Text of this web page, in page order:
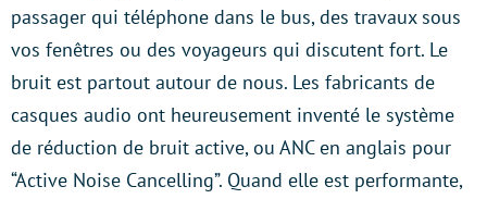
passager qui téléphone dans le bus, des travaux sous
vos fenêtres ou des voyageurs qui discutent fort. Le
bruit est partout autour de nous. Les fabricants de
casques audio ont heureusement inventé le système
de réduction de bruit active, ou ANC en anglais pour
“Active Noise Cancelling”. Quand elle est performante,